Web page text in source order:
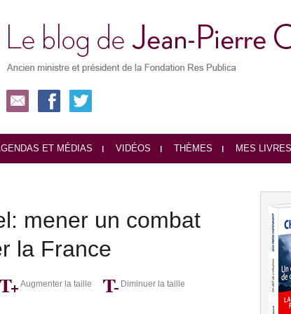
ET MÉDIAS VIDÉOS THÈMES MES LIVRES
mener un combat
la France
Augmenter la taille Diminuer la taille